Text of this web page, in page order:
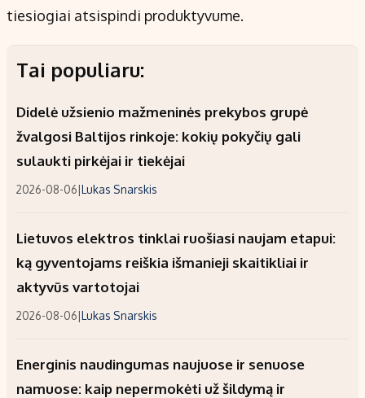
tiesiogiai atsispindi produktyvume.
Tai populiaru:
Didelė užsienio mažmeninės prekybos grupė
žvalgosi Baltijos rinkoje: kokių pokyčių gali
sulaukti pirkėjai ir tiekėjai
2026-08-06|Lukas Snarskis
Lietuvos elektros tinklai ruošiasi naujam etapui:
ką gyventojams reiškia išmanieji skaitikliai ir
aktyvūs vartotojai
2026-08-06|Lukas Snarskis
Energinis naudingumas naujuose ir senuose
namuose: kaip nepermokėti už šildymą ir